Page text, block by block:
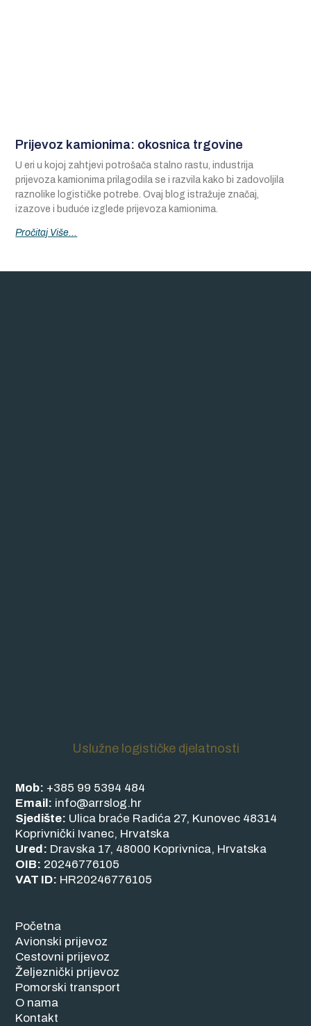
Prijevoz kamionima: okosnica trgovine
U eri u kojoj zahtjevi potrošača stalno rastu, industrija
prijevoza kamionima prilagodila se i razvila kako bi zadovoljila
raznolike logističke potrebe. Ovaj blog istražuje značaj,
izazove i buduće izglede prijevoza kamionima.
Pročitaj Više...
Uslužne logističke djelatnosti
Mob: +385 99 5394 484
Email: info@arrslog.hr
Sjedište: Ulica braće Radića 27, Kunovec 48314
Koprivnički Ivanec, Hrvatska
Ured: Dravska 17, 48000 Koprivnica, Hrvatska
OIB: 20246776105
VAT ID: HR20246776105
Početna
Avionski prijevoz
Cestovni prijevoz
Željeznički prijevoz
Pomorski transport
O nama
Kontakt